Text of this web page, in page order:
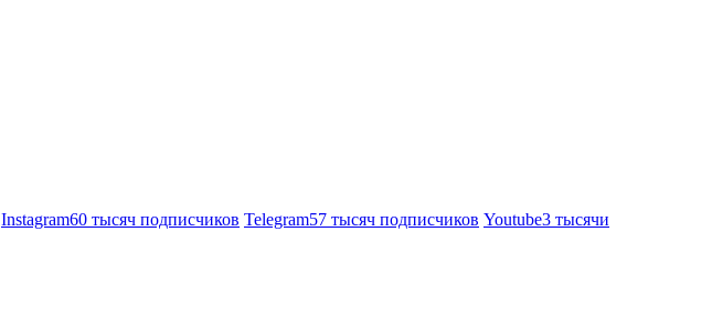
Instagram60 тысяч подписчиков Telegram57 тысяч подписчиков Youtube3 тысячи